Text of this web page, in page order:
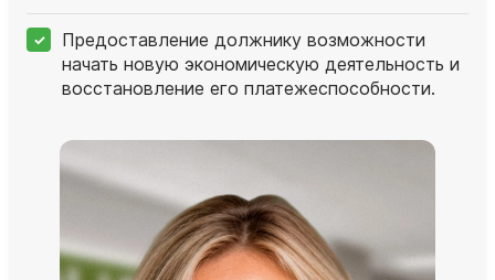
Предоставление должнику возможности
начать новую экономическую деятельность и
восстановление его платежеспособности.